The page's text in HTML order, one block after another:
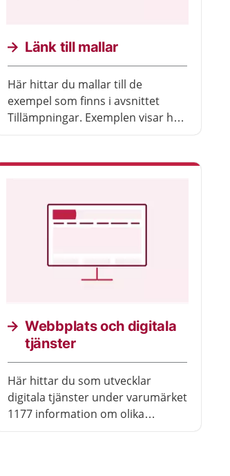
Länk till mallar
Här hittar du mallar till de
exempel som finns i avsnittet
Tillämpningar. Exemplen visar hur
även länkar till mallar på
Webbplats och digitala
tjänster
Här hittar du som utvecklar
digitala tjänster under varumärket
1177 information om olika